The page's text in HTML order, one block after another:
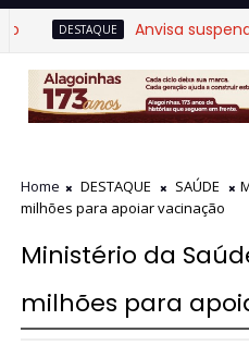
DESTAQUE Anvisa suspende
Home DESTAQUE SAÚDE
milhões para apoiar vacinação
Ministério da
milhões para